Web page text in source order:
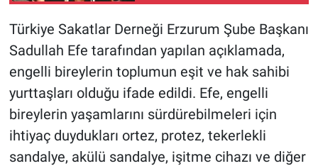
Türkiye Sakatlar Derneği Erzurum Şube Başkanı
Sadullah Efe tarafından yapılan açıklamada,
engelli bireylerin toplumun eşit ve hak sahibi
yurttaşları olduğu ifade edildi. Efe, engelli
bireylerin yaşamlarını sürdürebilmeleri için
ihtiyaç duydukları ortez, protez, tekerlekli
sandalye, akülü sandalye, işitme cihazı ve diğer